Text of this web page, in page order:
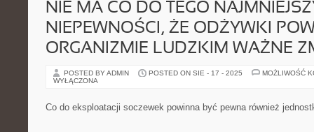
NIE MA CO DO TEGO
NIEPEWNOŚCI, ŻE ODŻYWKI
ORGANIZMIE LUDZKIM WAŻNE
POSTED BY ADMIN POSTED ON SIE - 17 - 2025
MOŻLIWOŚĆ
WYŁĄCZONA
Co do eksploatacji soczewek powinna być pewna również